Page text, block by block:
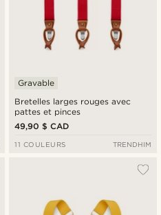
Bretelles larges rouges avec
pattes et pinces
Gravable
49,90 $ CAD
11 COULEURS TRENDHIM